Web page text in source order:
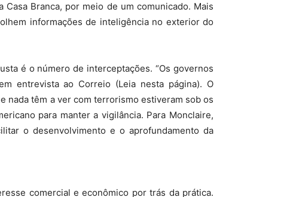
Branca, por meio de um comunicado. Mais
informações de inteligência no exterior do
é o número de interceptações. “Os governos
entrevista ao Correio (Leia nesta página). O
nada têm a ver com terrorismo estiveram sob os
para manter a vigilância. Para Monclaire,
o desenvolvimento e o aprofundamento da
comercial e econômico por trás da prática.